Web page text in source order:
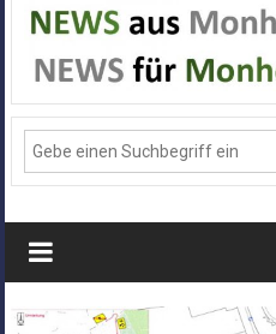
Alle
News
aus
Deiner
Stadt
Monheim